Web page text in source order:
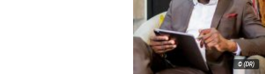
© (DR)